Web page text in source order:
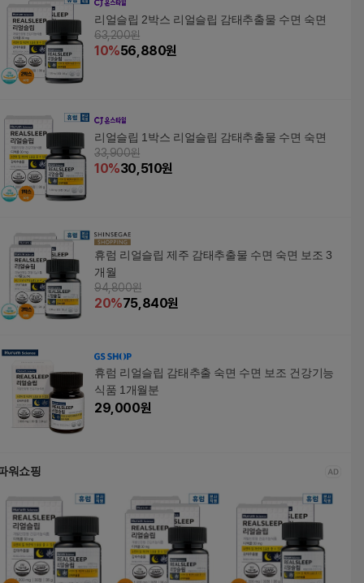
리얼슬립 2박스 리얼슬립 감태추출물 수면 숙면
63,200원
10%56,880원
리얼슬립 1박스 리얼슬립 감태추출물 수면 숙면
33,900원
10%30,510원
휴럼 리얼슬립 제주 감태추출물 수면 숙면 보조 3
개월
94,800원
20%75,840원
휴럼 리얼슬립 감태추출 숙면 수면 보조 건강기능
식품 1개월분
29,000원
워쇼핑